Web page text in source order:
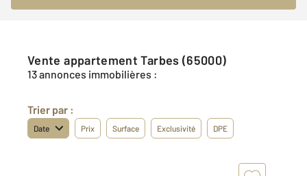
Vente appartement Tarbes (65000)
13 annonces immobilières :
Trier par :
Date Prix Surface Exclusivité DPE